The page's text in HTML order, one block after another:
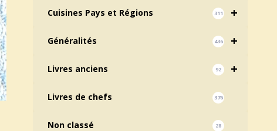
+
Cuisines Pays et Régions 311
+
Généralités 436
+
Livres anciens 92
Livres de chefs 376
Non classé 28